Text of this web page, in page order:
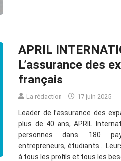
APRIL
L’assurance des
français
La rédaction 17 juin 2025
Leader de l’assurance des
plus de 40 ans, APRIL
personnes dans 180
entrepreneurs, étudiants…
à tous les profils et tous les